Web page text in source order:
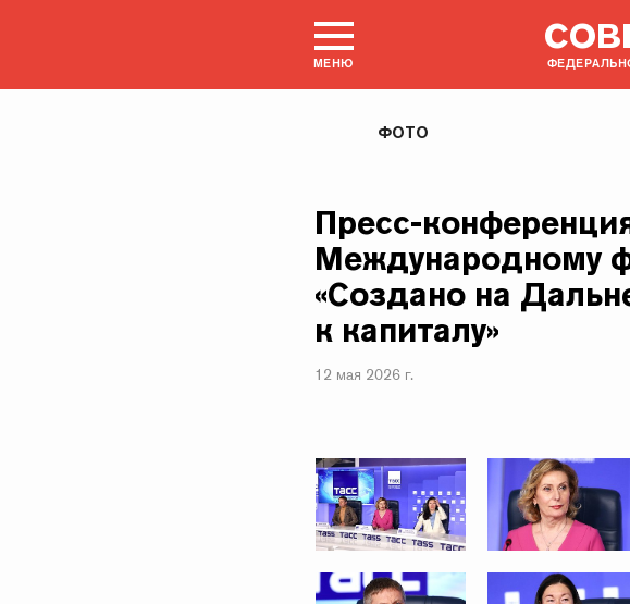
МЕНЮ
ФОТО
Пресс-
Международному
«Создано на
к капиталу»
12 мая 2026 г.